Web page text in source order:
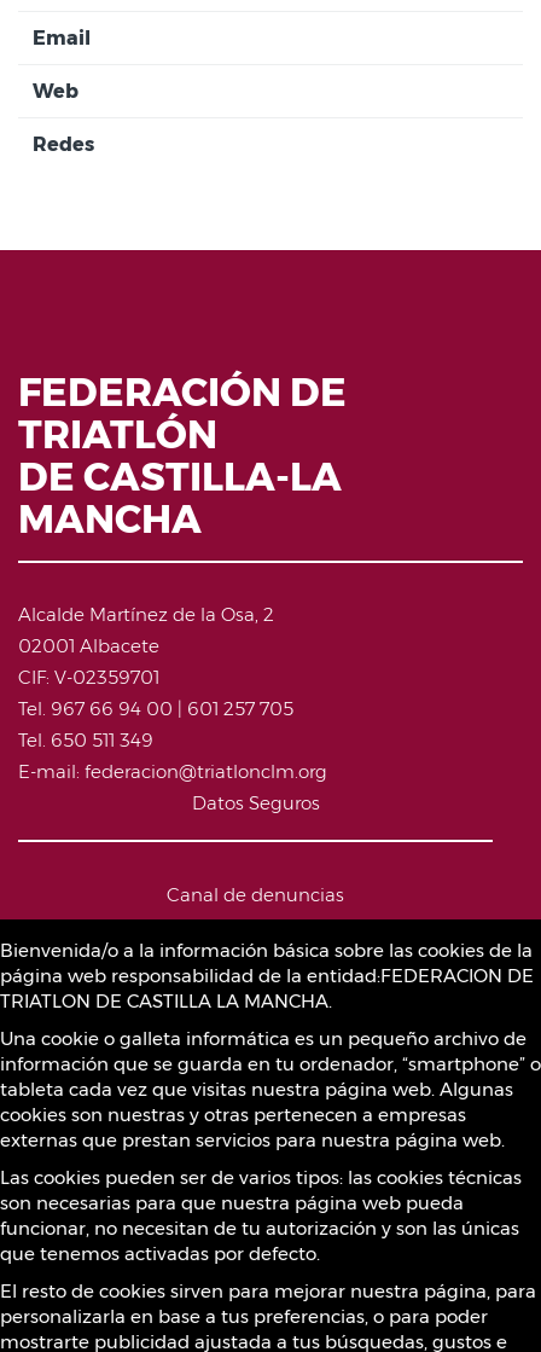
Bienvenida/o a la información básica sobre las cookies de la
página web responsabilidad de la entidad:FEDERACION DE
TRIATLON DE CASTILLA LA MANCHA.
Una cookie o galleta informática es un pequeño archivo de
información que se guarda en tu ordenador, “smartphone” o
tableta cada vez que visitas nuestra página web. Algunas
cookies son nuestras y otras pertenecen a empresas
externas que prestan servicios para nuestra página web.
Las cookies pueden ser de varios tipos: las cookies técnicas
son necesarias para que nuestra página web pueda
funcionar, no necesitan de tu autorización y son las únicas
que tenemos activadas por defecto.
El resto de cookies sirven para mejorar nuestra página, para
personalizarla en base a tus preferencias, o para poder
mostrarte publicidad ajustada a tus búsquedas, gustos e
Email
Web
Redes
FEDERACIÓN DE
TRIATLÓN
DE CASTILLA-LA
MANCHA
Alcalde Martínez de la Osa, 2
02001 Albacete
CIF: V-02359701
Tel. 967 66 94 00 | 601 257 705
Tel. 650 511 349
E-mail: federacion@triatlonclm.org
Datos Seguros
Canal de denuncias
Política de Cookies
Sustancias prohibidas
Contacto
¡Síguenos!